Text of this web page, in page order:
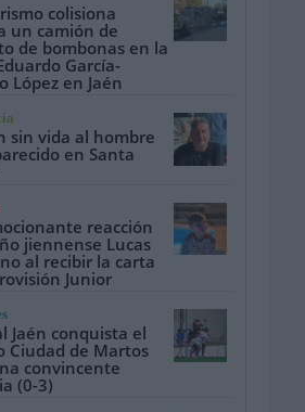
Pueblo Gente
colisiona
un camión de
de bombonas en la
García-
López en Jaén
sin vida al hombre
en Santa
reacción
jiennense Lucas
al recibir la carta
Junior
Jaén conquista el
Ciudad de Martos
convincente
(0-3)